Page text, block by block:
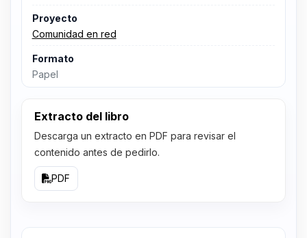
Proyecto
Comunidad en red
Formato
Papel
Extracto del libro
Descarga un extracto en PDF para revisar el
contenido antes de pedirlo.
PDF